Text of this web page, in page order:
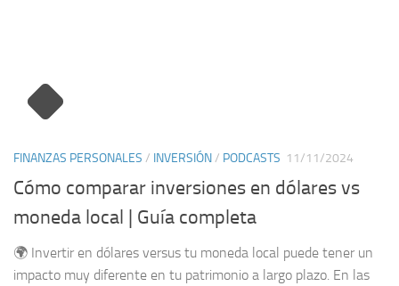
FINANZAS PERSONALES / INVERSIÓN/ PODCASTS 11/11/2024
Cómo comparar inversiones en dólares vs
moneda local | Guía completa
🌍 Invertir en dólares versus tu moneda local puede tener un
impacto muy diferente en tu patrimonio a largo plazo. En las